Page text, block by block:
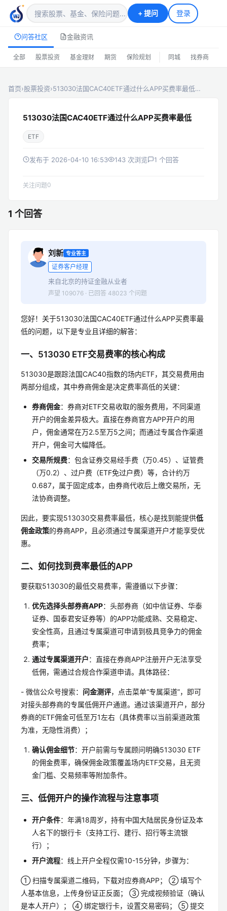
+提问 登录
问答社区 金融资讯
全部 股票投资 基金理财 期货 保险规划 同城 找券商
首页›股票投资›513030法国CAC40ETF通过什么APP买费率最低…
513030法国CAC40ETF通过什么APP买费率最低
ETF
发布于 2026-04-10 16:53 143 次浏览 1 个回答
关注问题0
1 个回答
刘新 专业答主
证券客户经理
来自北京的持证金融从业者
声望 109076 · 已回答 48023 个问题
您好！关于513030法国CAC40ETF通过什么APP买费率最
低的问题，以下是专业且详细的解答：
一、513030 ETF交易费率的核心构成
513030是跟踪法国CAC40指数的场内ETF，其交易费用由
两部分组成，其中券商佣金是决定费率高低的关键：
券商佣金：券商对ETF交易收取的服务费用，不同渠道
开户的佣金差异极大。直接在券商官方APP开户的用
户，佣金通常在万2.5至万5之间；而通过专属合作渠道
开户，佣金可大幅降低。
交易所规费：包含证券交易经手费（万0.45）、证管费
（万0.2）、过户费（ETF免过户费）等，合计约万
0.687，属于固定成本，由券商代收后上缴交易所，无
法协商调整。
因此，要实现513030交易费率最低，核心是找到能提供低
佣金政策的券商APP，且必须通过专属渠道开户才能享受优
惠。
二、如何找到费率最低的APP
要获取513030的最低交易费率，需遵循以下步骤：
优先选择头部券商APP：头部券商（如中信证券、华泰
证券、国泰君安证券等）的APP功能成熟、交易稳定、
安全性高，且通过专属渠道可申请到极具竞争力的佣金
费率；
通过专属渠道开户：直接在券商APP注册开户无法享受
低佣，需通过合规合作渠道申请。具体路径：
- 微信公众号搜索： 问金测评，点击菜单“专属渠道”，即可
对接头部券商的专属低佣开户通道。通过该渠道开户，部分
券商的ETF佣金可低至万1左右（具体费率以当前渠道政策
为准，无隐性消费）；
确认佣金细节：开户前需与专属顾问明确513030 ETF
的佣金费率，确保佣金政策覆盖场内ETF交易，且无资
金门槛、交易频率等附加条件。
三、低佣开户的操作流程与注意事项
开户条件：年满18周岁，持有中国大陆居民身份证及本
人名下的银行卡（支持工行、建行、招行等主流银
行）；
开户流程：线上开户全程仅需10-15分钟，步骤为：
① 扫描专属渠道二维码，下载对应券商APP； ② 填写个
人基本信息，上传身份证正反面； ③ 完成视频验证（确认
是本人开户）； ④ 绑定银行卡，设置交易密码； ⑤ 提交